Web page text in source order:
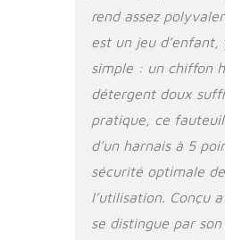
rend assez
est un jeu
simple : un chiffon
détergent doux
pratique, ce
d’un harnais à 5
sécurité optimale
l’utilisation. Conçu
se distingue par